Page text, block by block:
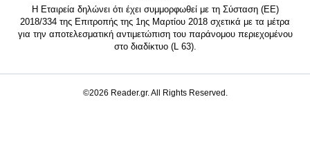
Η Εταιρεία δηλώνει ότι έχει συμμορφωθεί με τη Σύσταση (ΕΕ)
2018/334 της Επιτροπής της 1ης Μαρτίου 2018 σχετικά με τα μέτρα
για την αποτελεσματική αντιμετώπιση του παράνομου περιεχομένου
στο διαδίκτυο (L 63).
©2026 Reader.gr. All Rights Reserved.